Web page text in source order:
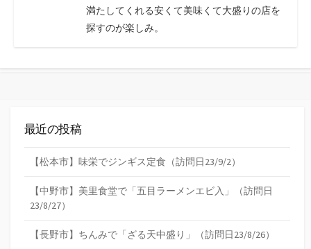
満たしてくれる安くて美味くて大盛りの店を
探すのが楽しみ。
最近の投稿
【松本市】味栄でジンギス定食（訪問日23/9/2）
【中野市】美里食堂で「五目ラーメンエビ入」（訪問日
23/8/27）
【長野市】ちんみで「ざる天中盛り」（訪問日23/8/26）